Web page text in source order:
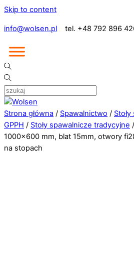
Skip to content
info@wolsen.pl tel. +48 792 896
Strona główna / Spawalnictwo /
GPPH / Stoły spawalnicze tradycyjne
1000×600 mm, blat 15mm, otwory
na stopach